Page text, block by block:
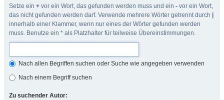
Setze ein + vor ein Wort, das gefunden werden muss und ein - vor ein Wort,
das nicht gefunden werden darf. Verwende mehrere Wörter getrennt durch
innerhalb einer Klammer, wenn nur eines der Wörter gefunden werden
muss. Benutze ein * als Platzhalter für teilweise Übereinstimmungen.
Nach allen Begriffen suchen oder Suche wie angegeben verwenden
Nach einem Begriff suchen
Zu suchender Autor: